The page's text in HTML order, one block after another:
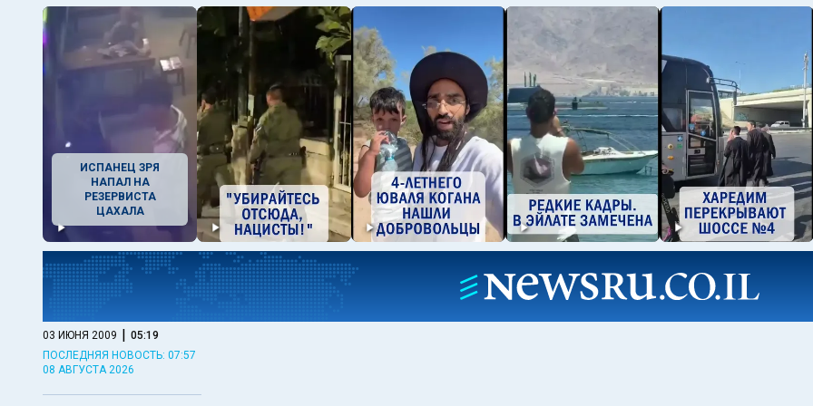
ИСПАНЕЦ ЗРЯ
НАПАЛ НА
РЕЗЕРВИСТА
ЦАХАЛА
03 ИЮНЯ 2009 | 05:19
ПОСЛЕДНЯЯ НОВОСТЬ: 07:57
08 АВГУСТА 2026